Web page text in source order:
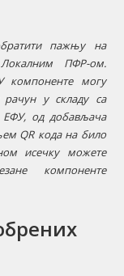
пажњу на
ПФР-ом.
компоненте могу
рачун у складу са
ЕФУ, од добављача
QR кода на било
исечку можете
компоненте